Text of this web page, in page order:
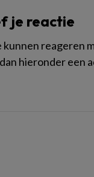
je reactie
kunnen reageren
hieronder een